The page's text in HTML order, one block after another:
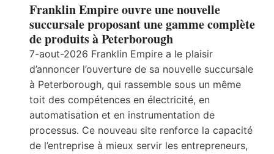
Franklin Empire ouvre une nouvelle
succursale proposant une gamme complète
de produits à Peterborough
7-aout-2026 Franklin Empire a le plaisir
d’annoncer l’ouverture de sa nouvelle succursale
à Peterborough, qui rassemble sous un même
toit des compétences en électricité, en
automatisation et en instrumentation de
processus. Ce nouveau site renforce la capacité
de l’entreprise à mieux servir les entrepreneurs,